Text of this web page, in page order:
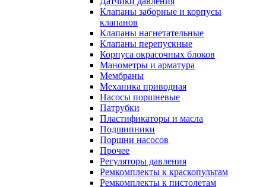
Клапаны заборные и корпусы
клапанов
Клапаны нагнетательные
Клапаны перепускные
Корпуса окрасочных блоков
Манометры и арматура
Мембраны
Механика приводная
Насосы поршневые
Патрубки
Пластификаторы и масла
Подшипники
Поршни насосов
Прочее
Регуляторы давления
Ремкомплекты к краскопультам
Ремкомплекты к пистолетам